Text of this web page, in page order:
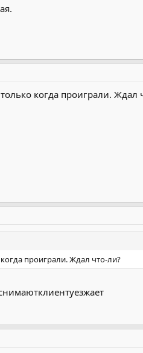
когда проиграли. Ждал
проиграли. Ждал что-ли?